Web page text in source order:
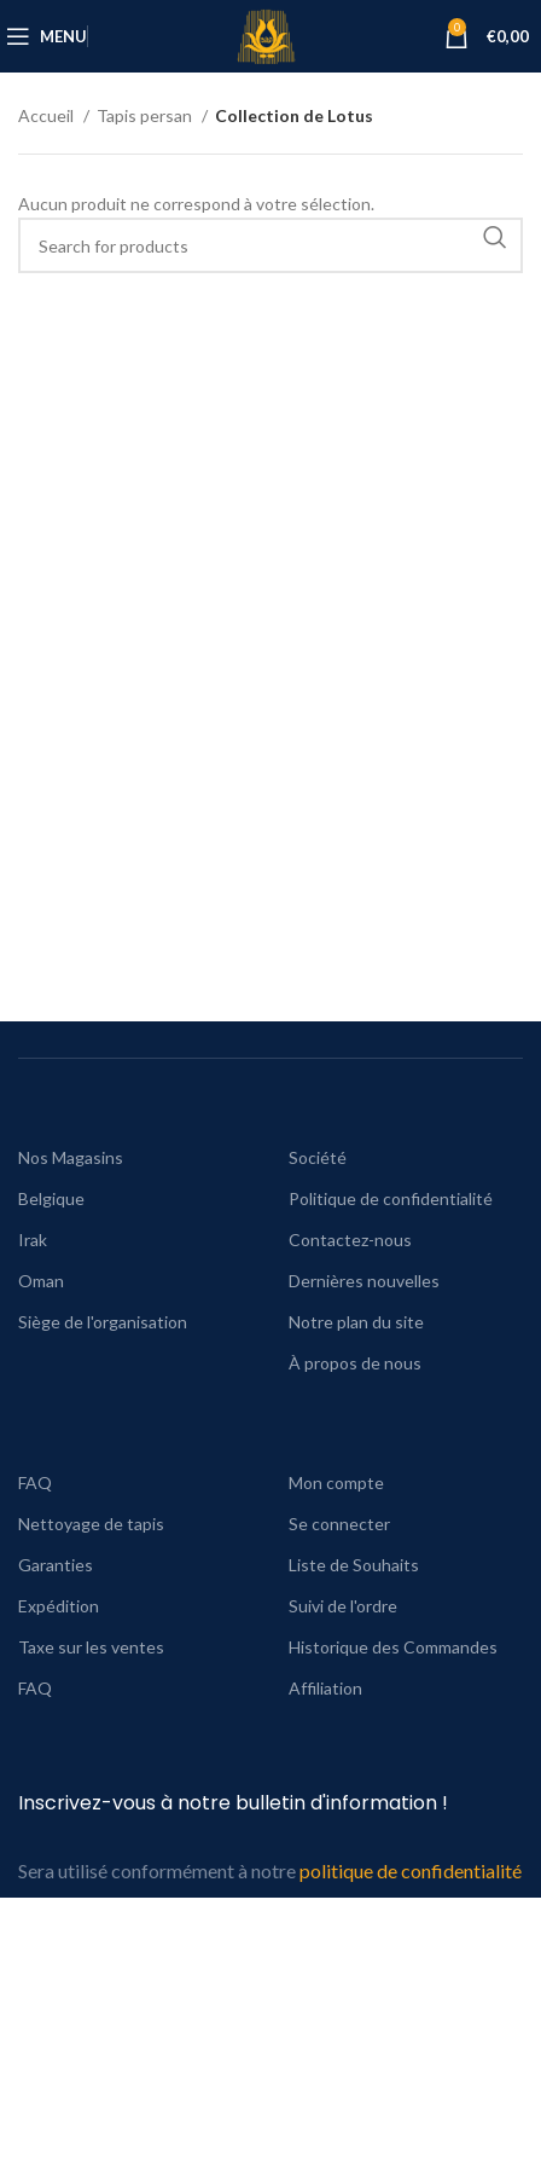
MENU 0 €0,00
Accueil Tapis persan Collection de Lotus
Aucun produit ne correspond à votre sélection.
Nos Magasins
Belgique
Irak
Oman
Siège de l'organisation
Société
Politique de confidentialité
Contactez-nous
Dernières nouvelles
Notre plan du site
À propos de nous
FAQ
Nettoyage de tapis
Garanties
Expédition
Taxe sur les ventes
FAQ
Mon compte
Se connecter
Liste de Souhaits
Suivi de l'ordre
Historique des Commandes
Affiliation
Inscrivez-vous à notre bulletin d'information !
Sera utilisé conformément à notrepolitique de confidentialité